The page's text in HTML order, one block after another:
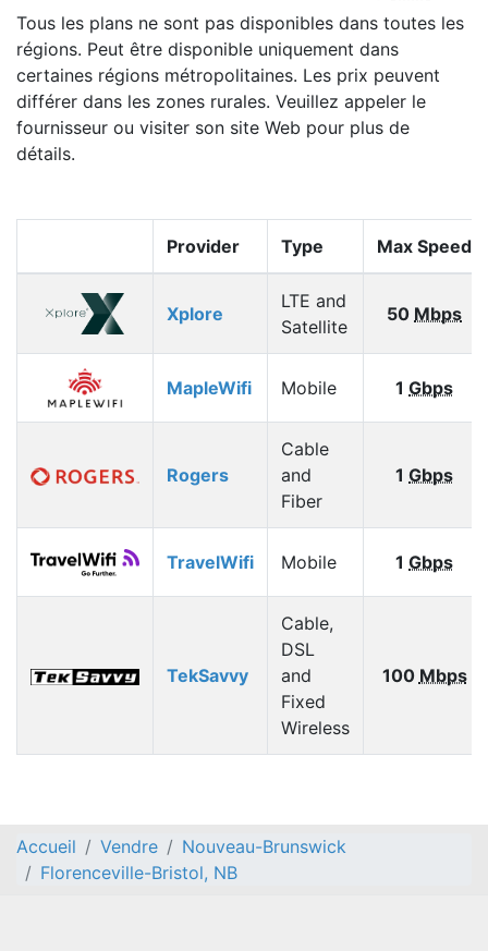
Tous les plans ne sont pas disponibles dans toutes les
régions. Peut être disponible uniquement dans
certaines régions métropolitaines. Les prix peuvent
différer dans les zones rurales. Veuillez appeler le
fournisseur ou visiter son site Web pour plus de
détails.
Provider Type Max Speed
Xplore
LTE and
Satellite
50 Mbps
MapleWifi Mobile 1 Gbps
Rogers
Cable
and
Fiber
1 Gbps
TravelWifi Mobile 1 Gbps
TekSavvy
Cable,
DSL
and
Fixed
Wireless
100 Mbps
Accueil Vendre
Nouveau-Brunswick
Florenceville-Bristol, NB